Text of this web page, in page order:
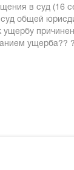
в суд (16
общей
ущербу
ущерба??